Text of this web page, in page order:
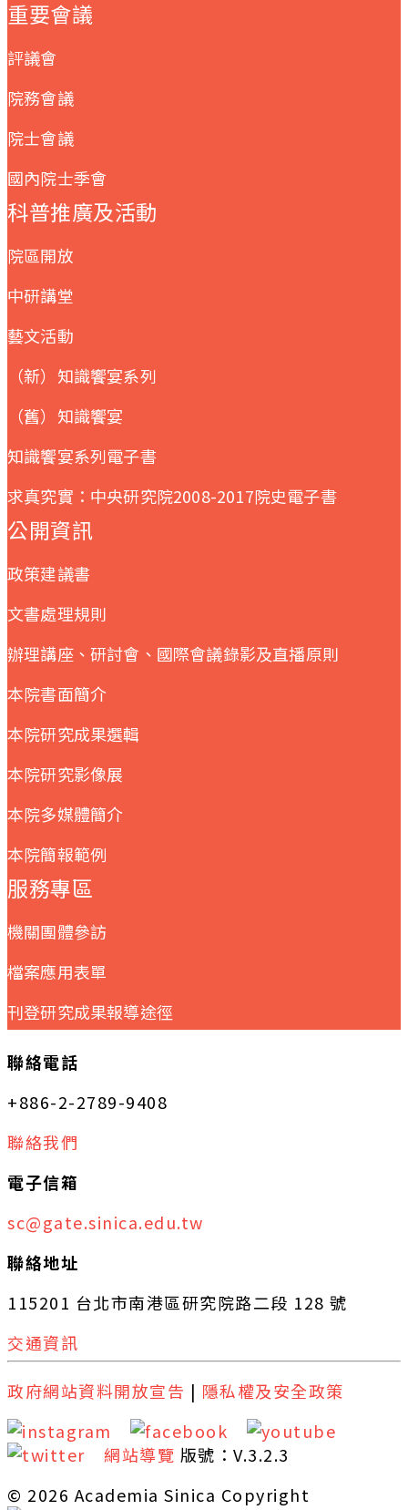
重要會議
評議會
院務會議
院士會議
國內院士季會
科普推廣及活動
院區開放
中研講堂
藝文活動
（新）知識饗宴系列
（舊）知識饗宴
知識饗宴系列電子書
求真究實：中央研究院2008-2017院史電子書
公開資訊
政策建議書
文書處理規則
辦理講座、研討會、國際會議錄影及直播原則
本院書面簡介
本院研究成果選輯
本院研究影像展
本院多媒體簡介
本院簡報範例
服務專區
機關團體參訪
檔案應用表單
刊登研究成果報導途徑
聯絡電話
+886-2-2789-9408
聯絡我們
電子信箱
sc@gate.sinica.edu.tw
聯絡地址
115201 台北市南港區研究院路二段 128 號
交通資訊
政府網站資料開放宣告 | 隱私權及安全政策
網站導覽 版號：V.3.2.3
© 2026 Academia Sinica Copyright